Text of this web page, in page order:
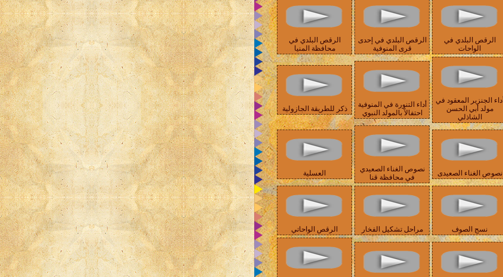
الرقص البلدي في
الواحات
الرقص البلدي في إحدى
قرى المنوفية
الرقص البلدي في
محافظة المنيا
أداء الجنزير المعقود في
مولد أبي الحسن
الشاذلي
أداء التنورة في المنوفية
احتفالاً بالمولد النبوي
ذكر للطريقة الجازولية
نصوص الغناء الصعيدى
نصوص الغناء الصعيدي
في محافظة قنا
العسلية
نسج الصوف مراحل تشكيل الفخار الرقص الواحاتي